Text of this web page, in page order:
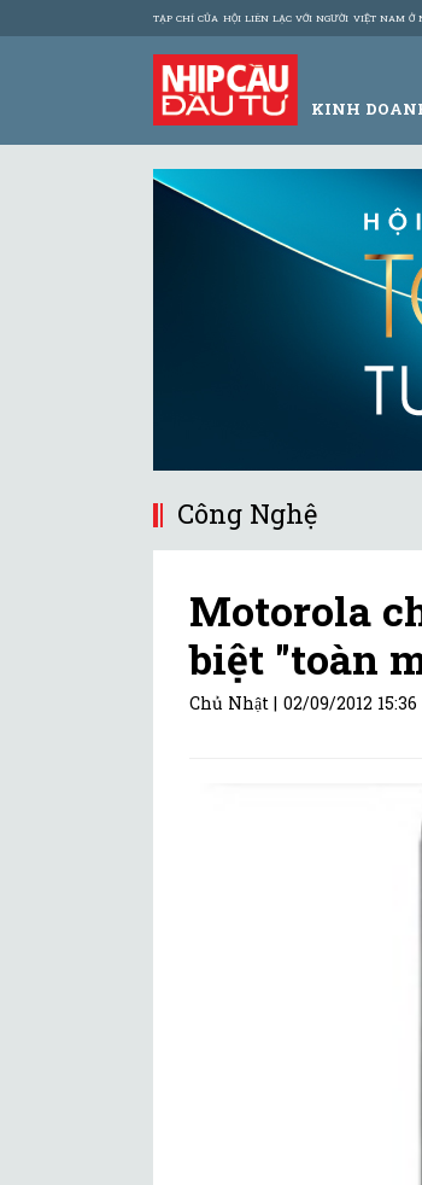
TẠP CHÍ CỦA HỘI LIÊN LẠC VỚI NGƯỜI VIỆT NAM Ở
KINH
Công Nghệ
Motorola
biệt "toàn
Chủ Nhật | 02/09/2012 15:36